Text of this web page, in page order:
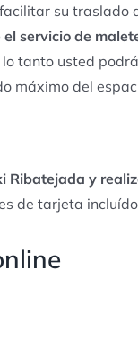
su traslado
el servicio de
tanto usted
máximo del
Ribatejada y
de tarjeta